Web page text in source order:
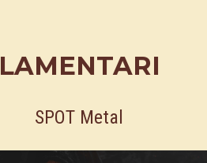
LAMENTARI
SPOT Metal